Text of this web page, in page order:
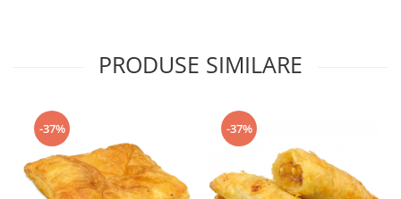
Paine
Paine ambalata
Chifle
Colaci festivi
PRODUSE SIMILARE
-37% -37%